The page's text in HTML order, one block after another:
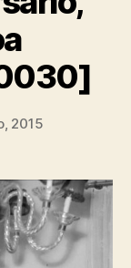
2015